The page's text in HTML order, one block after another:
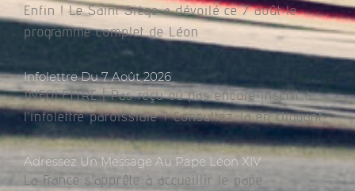
Enfin ! Le Saint Siège a dévoilé ce 7 août le
programme complet de Léon
Infolettre Du 7 Août 2026
INFOLETTRE | Pas reçu ou pas encore inscrit à
l’infolettre paroissiale ? Consultez-la en cliquant
Adressez Un Message Au Pape Léon XIV
La France s’apprête à accueillir le pape